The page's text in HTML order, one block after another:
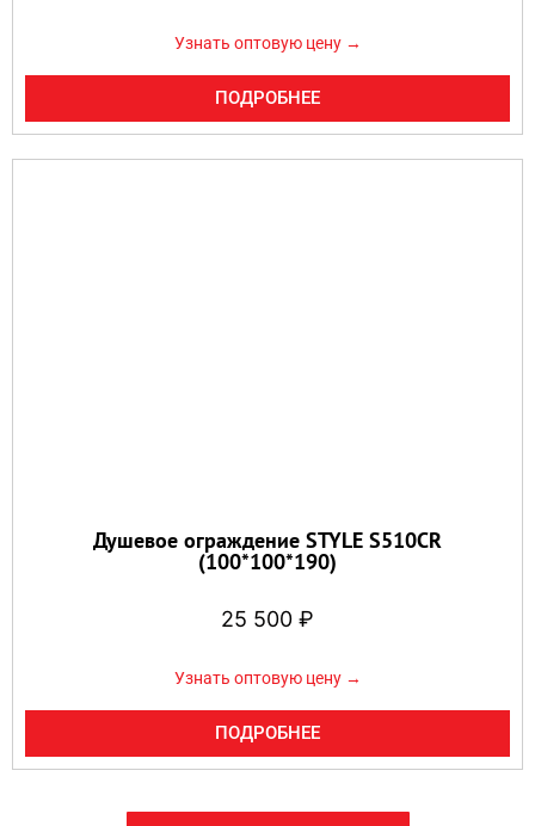
Узнать оптовую цену →
ПОДРОБНЕЕ
Душевое ограждение STYLE S510CR
(100*100*190)
25 500 ₽
Узнать оптовую цену →
ПОДРОБНЕЕ